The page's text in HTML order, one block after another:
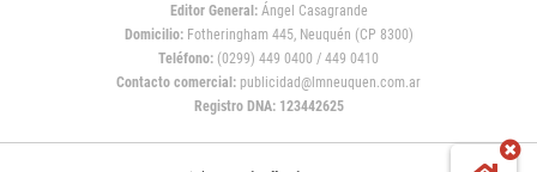
Editor General:Ángel Casagrande
Domicilio:Fotheringham 445, Neuquén (CP 8300)
Teléfono: (0299) 449 0400 / 449 0410
Contacto comercial: publicidad@lmneuquen.com.ar
Registro DNA: 123442625